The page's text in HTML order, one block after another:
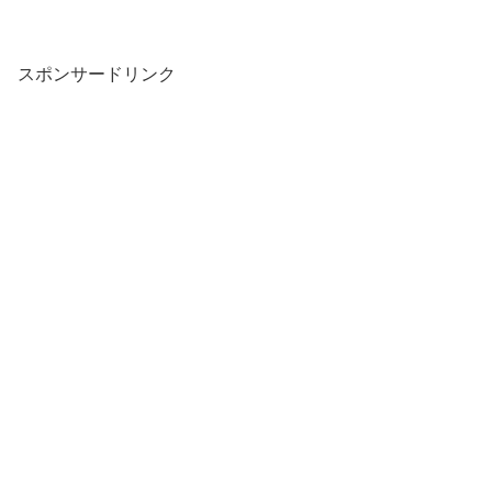
スポンサードリンク